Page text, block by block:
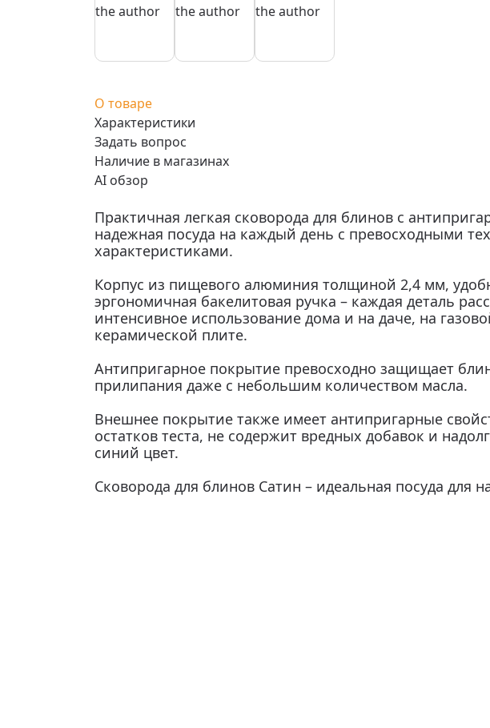
О товаре
Характеристики
Задать вопрос
Наличие в магазинах
AI обзор
Практичная легкая сковорода для блинов с
надежная посуда на каждый день с превосходными
характеристиками.
Корпус из пищевого алюминия толщиной 2,4 мм,
эргономичная бакелитовая ручка – каждая деталь
интенсивное использование дома и на даче, на
керамической плите.
Антипригарное покрытие превосходно защищает
прилипания даже с небольшим количеством масла.
Внешнее покрытие также имеет антипригарные
остатков теста, не содержит вредных добавок и
синий цвет.
Сковорода для блинов Сатин – идеальная посуда для